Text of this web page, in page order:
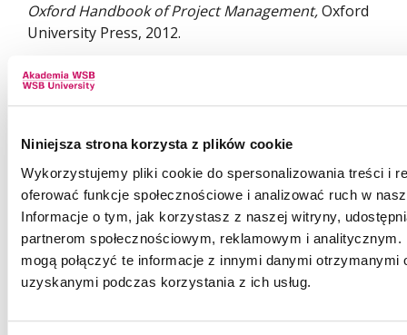
Niniejsza strona korzysta z plików cookie
Wykorzystujemy pliki cookie do spersonalizowania treści i
oferować funkcje społecznościowe i analizować ruch w
Informacje o tym, jak korzystasz z naszej witryny,
partnerom społecznościowym, reklamowym i analitycznym.
mogą połączyć te informacje z innymi danymi otrzymanymi
uzyskanymi podczas korzystania z ich usług.
Oxford Handbook of Project Management,Oxford
University Press, 2012.
[6]Rachunki kwartalne Produktu Krajowego Brutto
- zasady
data dostępu 15.07.2013 r.
STRUKTURA:
Imię i nazwisko Autora i Współautora (jeśli
występuje), jego (ich) stopnie naukowe